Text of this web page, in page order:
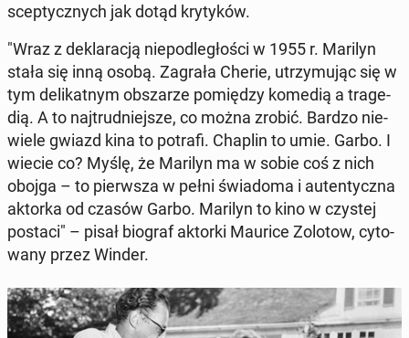
scep­tycz­nych jak dotąd kry­ty­ków.
"Wraz z de­kla­ra­cją nie­pod­le­gło­ści w 1955 r. Marilyn
stała się inną osobą. Zagrała Cherie, utrzy­mu­jąc się w
tym de­li­kat­nym ob­sza­rze po­mię­dzy komedią a tra­ge­
dią. A to naj­trud­niej­sze, co można zrobić. Bardzo nie­
wie­le gwiazd kina to potrafi. Chaplin to umie. Garbo. I
wiecie co? Myślę, że Marilyn ma w sobie coś z nich
obojga – to pierw­sza w pełni świa­do­ma i au­ten­tycz­na
aktorka od czasów Garbo. Marilyn to kino w czystej
postaci" – pisał biograf aktorki Maurice Zolotow, cy­to­
wa­ny przez Winder.